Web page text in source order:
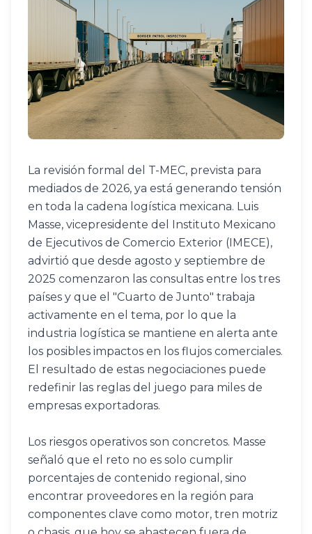
La revisión formal del T-MEC, prevista para
mediados de 2026, ya está generando tensión
en toda la cadena logística mexicana. Luis
Masse, vicepresidente del Instituto Mexicano
de Ejecutivos de Comercio Exterior (IMECE),
advirtió que desde agosto y septiembre de
2025 comenzaron las consultas entre los tres
países y que el "Cuarto de Junto" trabaja
activamente en el tema, por lo que la
industria logística se mantiene en alerta ante
los posibles impactos en los flujos comerciales.
El resultado de estas negociaciones puede
redefinir las reglas del juego para miles de
empresas exportadoras.
Los riesgos operativos son concretos. Masse
señaló que el reto no es solo cumplir
porcentajes de contenido regional, sino
encontrar proveedores en la región para
componentes clave como motor, tren motriz